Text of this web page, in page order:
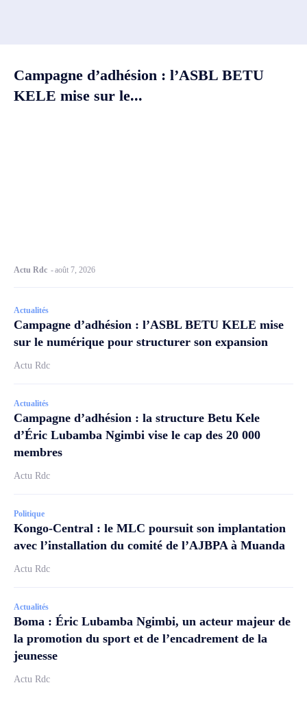
Campagne d’adhésion : l’ASBL BETU
KELE mise sur le...
Actu Rdc -août 7, 2026
Actualités
Campagne d’adhésion : l’ASBL BETU KELE mise
sur le numérique pour structurer son expansion
Actu Rdc
Actualités
Campagne d’adhésion : la structure Betu Kele
d’Éric Lubamba Ngimbi vise le cap des 20 000
membres
Actu Rdc
Politique
Kongo-Central : le MLC poursuit son implantation
avec l’installation du comité de l’AJBPA à Muanda
Actu Rdc
Actualités
Boma : Éric Lubamba Ngimbi, un acteur majeur de
la promotion du sport et de l’encadrement de la
jeunesse
Actu Rdc